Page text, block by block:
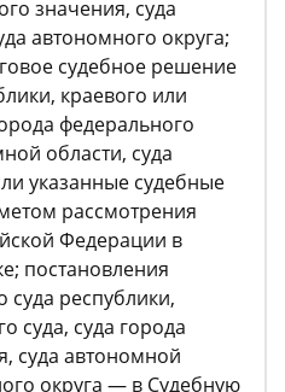
значения, суда
автономного округа;
судебное решение
краевого или
федерального
области, суда
указанные судебные
рассмотрения
Федерации в
постановления
суда республики,
суда, суда города
суда автономной
округа — в Судебную